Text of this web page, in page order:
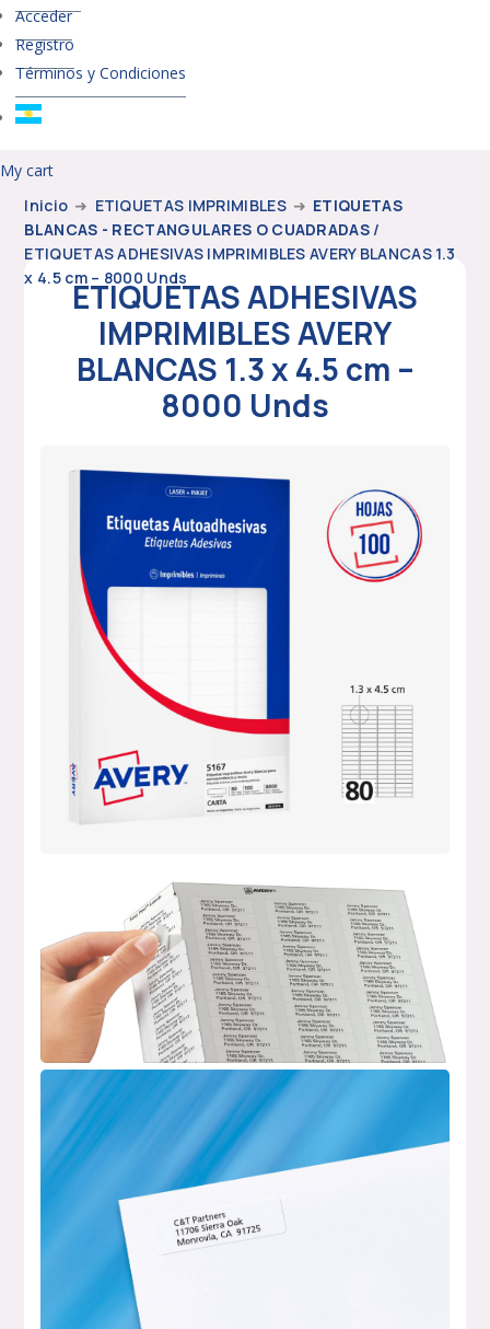
Acceder
Registro
Términos y Condiciones
My cart
Inicio ➜ ETIQUETAS IMPRIMIBLES ➜ ETIQUETAS
BLANCAS - RECTANGULARES O CUADRADAS/
ETIQUETAS ADHESIVAS IMPRIMIBLES AVERY BLANCAS 1.3
x 4.5 cm – 8000 Unds
ETIQUETAS ADHESIVAS
IMPRIMIBLES AVERY
BLANCAS 1.3 x 4.5 cm –
8000 Unds